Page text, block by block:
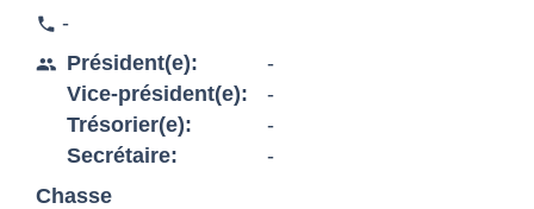
phone -
people Président(e):
Vice-président(e):
Trésorier(e):
Secrétaire:
-
-
-
-
Chasse